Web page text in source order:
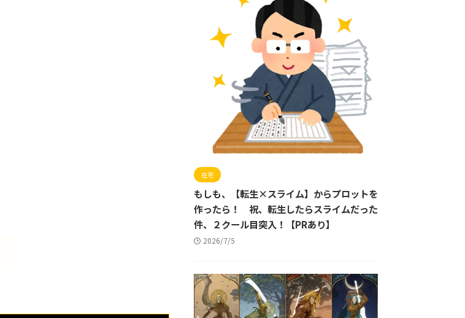
在宅
もしも、【転生×スライム】からプロットを
作ったら！ 祝、転生したらスライムだった
件、２クール目突入！【PRあり】
2026/7/5